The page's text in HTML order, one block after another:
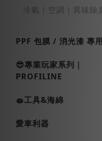
冷氣｜空調｜異味除
PPF 包膜 / 消光漆 專用
😎專業玩家系列｜
PROFILINE
🧽工具&海綿
愛車利器